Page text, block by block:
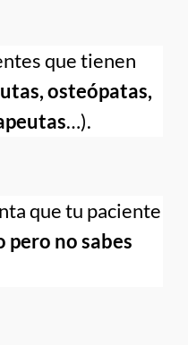
que tienen
osteópatas,
…).
pero no sabes